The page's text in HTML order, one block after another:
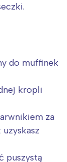
do muffinek
kropli
za
puszystą